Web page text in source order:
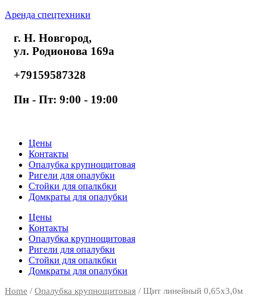
Аренда спецтехники
г. Н. Новгород,
ул. Родионова 169а
+79159587328
Пн - Пт: 9:00 - 19:00
Цены
Контакты
Опалубка крупнощитовая
Ригели для опалубки
Стойки для опалкбки
Домкраты для опалубки
Цены
Контакты
Опалубка крупнощитовая
Ригели для опалубки
Стойки для опалкбки
Домкраты для опалубки
Home / Опалубка крупнощитовая / Щит линейный 0,65х3,0м